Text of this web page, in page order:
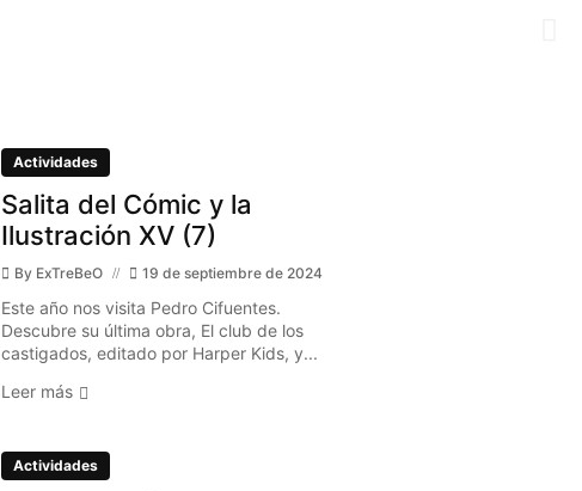
Actividades
Salita del Cómic y la
Ilustración XV (7)
By ExTreBeO 19 de septiembre de 2024
Este año nos visita Pedro Cifuentes.
Descubre su última obra, El club de los
castigados, editado por Harper Kids, y...
Leer más
Actividades